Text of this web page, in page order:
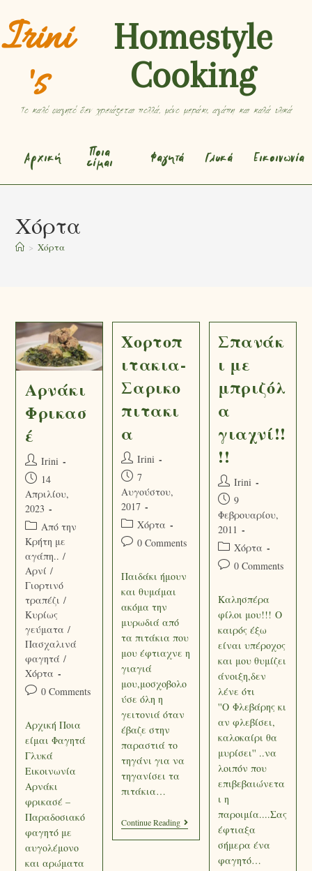
Irini
's
Homestyle
Cooking
Το καλό φαγητό δεν χρειάζεται πολλά, μόνο μεράκι, αγάπη και καλά υλικά
Αρχική
Ποια
είμαι
Φαγητά Γλυκά Εικοινωνία
Χόρτα
> Χόρτα
Αρνάκι
Φρικασ
έ
Irini
14
Απριλίου,
2023
Από την
Κρήτη με
αγάπη.. /
Αρνί /
Γιορτινό
τραπέζι /
Κυρίως
γεύματα /
Πασχαλινά
φαγητά /
Χόρτα
0 Comments
Αρχική Ποια
είμαι Φαγητά
Γλυκά
Εικοινωνία
Αρνάκι
φρικασέ –
Παραδοσιακό
φαγητό με
αυγολέμονο
και αρώματα
Χορτοπ
ιτακια-
Σαρικο
πιτακι
α
Irini
7
Αυγούστου,
2017
Χόρτα
0 Comments
Παιδάκι ήμουν
και θυμάμαι
ακόμα την
μυρωδιά από
τα πιτάκια που
μου έφτιαχνε η
γιαγιά
μου,μοσχοβολο
ύσε όλη η
γειτονιά όταν
έβαζε στην
παραστιά το
τηγάνι για να
τηγανίσει τα
πιτάκια…
Continue Reading
Σπανάκ
ι με
μπριζόλ
α
γιαχνί!!
!!
Irini
9
Φεβρουαρίου,
2011
Χόρτα
0 Comments
Καλησπέρα
φίλοι μου!!! Ο
καιρός έξω
είναι υπέροχος
και μου θυμίζει
άνοιξη,δεν
λένε ότι
''Ο Φλεβάρης κι
αν φλεβίσει,
καλοκαίρι θα
μυρίσει'' ..να
λοιπόν που
επιβεβαιώνετα
ι η
παροιμία....Σας
έφτιαξα
σήμερα ένα
φαγητό…